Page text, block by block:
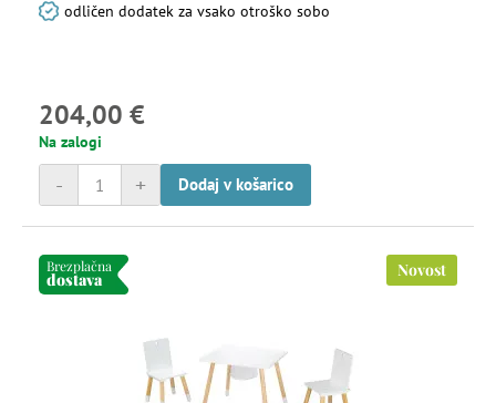
odličen dodatek za vsako otroško sobo
204,00 €
Na zalogi
+
- Dodaj v košarico
Brezplačna
dostava Novost